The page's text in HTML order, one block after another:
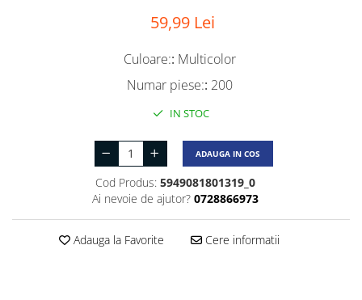
59,99 Lei
Culoare:: Multicolor
Numar piese:: 200
IN STOC
ADAUGA IN COS
Cod Produs: 5949081801319_0
Ai nevoie de ajutor? 0728866973
Adauga la Favorite Cere informatii